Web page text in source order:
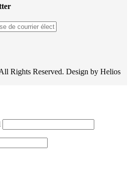
Rights Reserved. Design by Helios